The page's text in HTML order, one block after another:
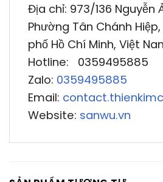
Địa chỉ: 973/136 Nguyễn
Phường Tân Chánh Hiệp,
phố Hồ Chí Minh, Việt
Hotline: 0359495885
Zalo: 0359495885
Email:
Website: sanwu.vn